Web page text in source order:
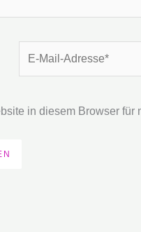
Mail-
in diesem Browser